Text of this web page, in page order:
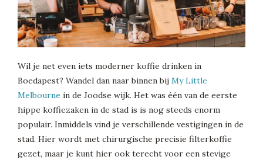
Wil je net even iets moderner koffie drinken in
Boedapest? Wandel dan naar binnen bij My Little
Melbourne in de Joodse wijk. Het was één van de eerste
hippe koffiezaken in de stad is is nog steeds enorm
populair. Inmiddels vind je verschillende vestigingen in de
stad. Hier wordt met chirurgische precisie filterkoffie
gezet, maar je kunt hier ook terecht voor een stevige